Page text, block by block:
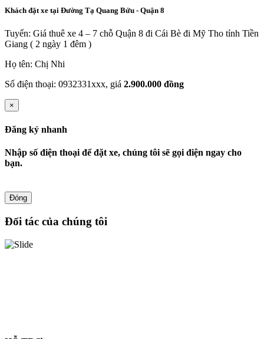
Khách đặt xe tại Đường Tạ Quang Bửu - Quận 8
Tuyến: Giá thuê xe 4 – 7 chỗ Quận 8 đi Cái Bè đi Mỹ Tho tỉnh Tiền
Giang ( 2 ngày 1 đêm )
Họ tên: Chị Nhi
Số điện thoại: 0932331xxx, giá 2.900.000 đồng
×
Đăng ký nhanh
Nhập số điện thoại để đặt xe, chúng tôi sẽ gọi điện ngay cho
bạn.
Đóng
Đối tác của chúng tôi